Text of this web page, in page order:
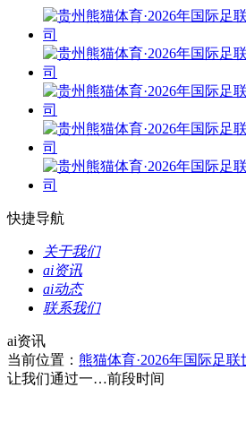
快捷导航
关于我们
ai资讯
ai动态
联系我们
ai资讯
当前位置： 熊猫体育·2026年国际足联
让我们通过一…前段时间